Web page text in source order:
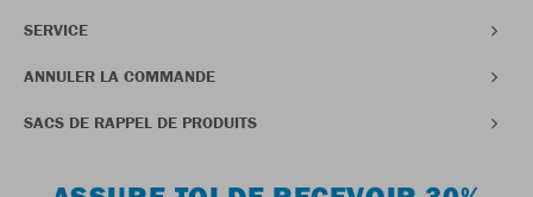
SERVICE
ANNULER LA COMMANDE
SACS DE RAPPEL DE PRODUITS